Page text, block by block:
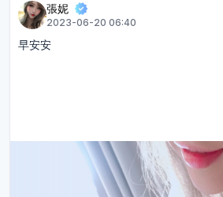
張妮
2023-06-20 06:40
早安安